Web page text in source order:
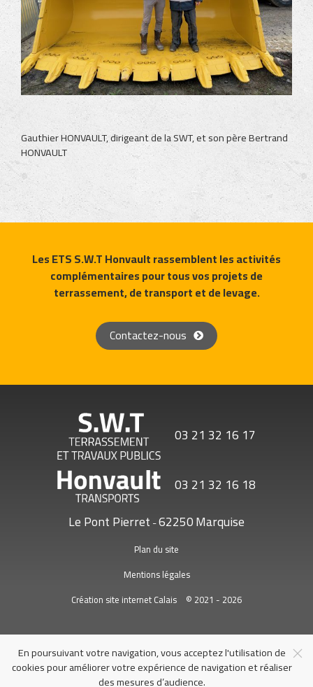
Gauthier HONVAULT, dirigeant de la SWT, et son père Bertrand
HONVAULT
Les ETS S.W.T Honvault rassemblent les activités
complémentaires pour tous vos projets de
terrassement, de transport et de levage.
Contactez-nous
03 21 32 16 17
03 21 32 16 18
Le Pont Pierret-62250Marquise
Plan du site
Mentions légales
Création site internet Calais © 2021 - 2026
En poursuivant votre navigation, vous acceptez l'utilisation de
cookies pour améliorer votre expérience de navigation et réaliser
des mesures d’audience.